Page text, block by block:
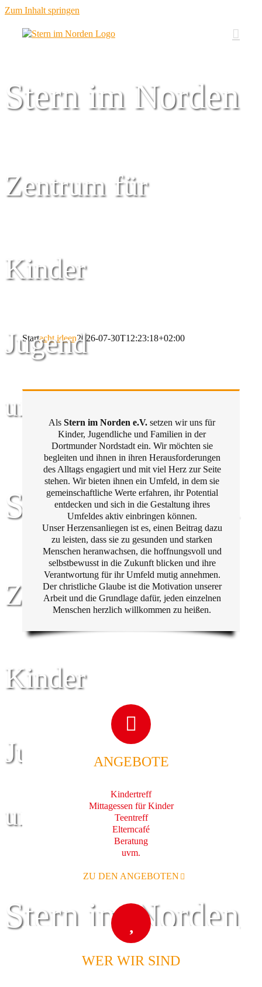
Zum Inhalt springen
Stern im Norden
Zentrum für
Kinder
Jugend
und Familie
Stern im Norden
Zentrum für
Kinder
Jugend
und Familie
Stern im Norden
Startacht ideen2026-07-30T12:23:18+02:00
Als Stern im Norden e.V. setzen wir uns für
Kinder, Jugendliche und Familien in der
Dortmunder Nordstadt ein. Wir möchten sie
begleiten und ihnen in ihren Herausforderungen
des Alltags engagiert und mit viel Herz zur Seite
stehen. Wir bieten ihnen ein Umfeld, in dem sie
gemeinschaftliche Werte erfahren, ihr Potential
entdecken und sich in die Gestaltung ihres
Umfeldes aktiv einbringen können.
Unser Herzensanliegen ist es, einen Beitrag dazu
zu leisten, dass sie zu gesunden und starken
Menschen heranwachsen, die hoffnungsvoll und
selbstbewusst in die Zukunft blicken und ihre
Verantwortung für ihr Umfeld mutig annehmen.
Der christliche Glaube ist die Motivation unserer
Arbeit und die Grundlage dafür, jeden einzelnen
Menschen herzlich willkommen zu heißen.
ANGEBOTE
Kindertreff
Mittagessen für Kinder
Teentreff
Elterncafé
Beratung
uvm.
ZU DEN ANGEBOTEN
WER WIR SIND